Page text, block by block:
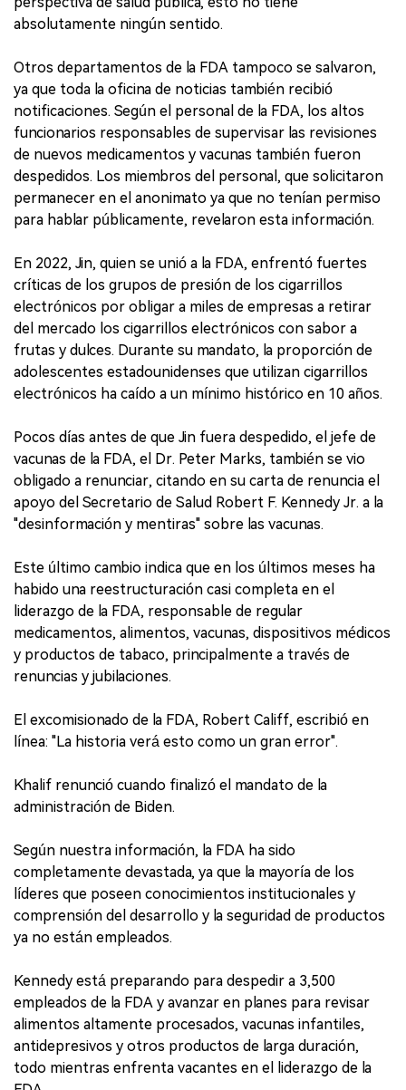
absolutamente ningún sentido.
Otros departamentos de la FDA tampoco se salvaron,
ya que toda la oficina de noticias también recibió
notificaciones. Según el personal de la FDA, los altos
funcionarios responsables de supervisar las revisiones
de nuevos medicamentos y vacunas también fueron
despedidos. Los miembros del personal, que solicitaron
permanecer en el anonimato ya que no tenían permiso
para hablar públicamente, revelaron esta información.
En 2022, Jin, quien se unió a la FDA, enfrentó fuertes
críticas de los grupos de presión de los cigarrillos
electrónicos por obligar a miles de empresas a retirar
del mercado los cigarrillos electrónicos con sabor a
frutas y dulces. Durante su mandato, la proporción de
adolescentes estadounidenses que utilizan cigarrillos
electrónicos ha caído a un mínimo histórico en 10 años.
Pocos días antes de que Jin fuera despedido, el jefe de
vacunas de la FDA, el Dr. Peter Marks, también se vio
obligado a renunciar, citando en su carta de renuncia el
apoyo del Secretario de Salud Robert F. Kennedy Jr. a la
"desinformación y mentiras" sobre las vacunas.
Este último cambio indica que en los últimos meses ha
habido una reestructuración casi completa en el
liderazgo de la FDA, responsable de regular
medicamentos, alimentos, vacunas, dispositivos médicos
y productos de tabaco, principalmente a través de
renuncias y jubilaciones.
El excomisionado de la FDA, Robert Califf, escribió en
línea: "La historia verá esto como un gran error".
Khalif renunció cuando finalizó el mandato de la
administración de Biden.
Según nuestra información, la FDA ha sido
completamente devastada, ya que la mayoría de los
líderes que poseen conocimientos institucionales y
comprensión del desarrollo y la seguridad de productos
ya no están empleados.
Kennedy está preparando para despedir a 3,500
empleados de la FDA y avanzar en planes para revisar
alimentos altamente procesados, vacunas infantiles,
antidepresivos y otros productos de larga duración,
todo mientras enfrenta vacantes en el liderazgo de la